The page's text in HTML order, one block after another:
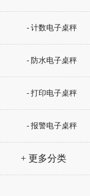
- 计数电子桌秤
- 防水电子桌秤
- 打印电子桌秤
- 报警电子桌秤
+ 更多分类